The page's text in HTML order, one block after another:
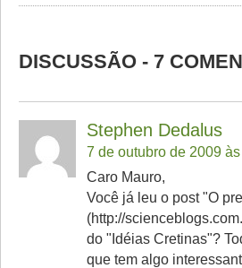
DISCUSSÃO - 7
Stephen Dedalus
7 de outubro de 2009
Caro Mauro,
Você já leu o post "O
(http://
do "Idéias Cretinas"?
que tem algo